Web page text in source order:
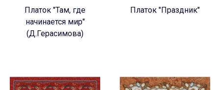
Платок "Там, где
начинается мир"
(Д.Герасимова)
Платок "Праздник"